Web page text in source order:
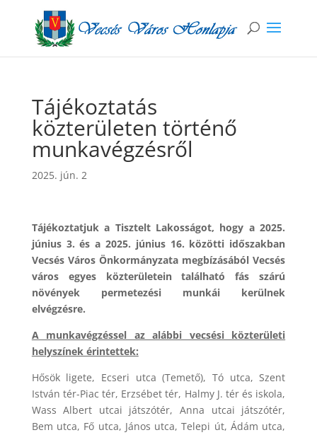
Tájékoztatás
közterületen történő
munkavégzésről
2025. jún. 2
Tájékoztatjuk a Tisztelt Lakosságot, hogy a 2025.
június 3. és a 2025. június 16. közötti időszakban
Vecsés Város Önkormányzata megbízásából Vecsés
város egyes közterületein található fás szárú
növények permetezési munkái kerülnek
elvégzésre.
A munkavégzéssel az alábbi vecsési közterületi
helyszínek érintettek:
Hősök ligete, Ecseri utca (Temető), Tó utca, Szent
István tér-Piac tér, Erzsébet tér, Halmy J. tér és iskola,
Wass Albert utcai játszótér, Anna utcai játszótér,
Bem utca, Fő utca, János utca, Telepi út, Ádám utca,